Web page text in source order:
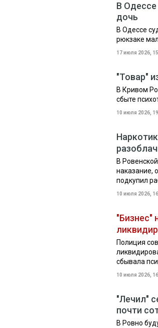
В
дочь
В Одессе
рюкзаке
17 июля 2026,
"Товар"
В Кривом
сбыте
10 июля 2026,
В
наказание,
подкупил
10 июля 2026,
"Бизнес"
Полиция
сбывала
10 июля 2026,
"Лечил"
почти
В Ровно